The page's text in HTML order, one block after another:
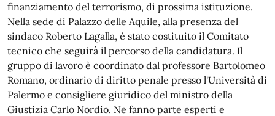
finanziamento del terrorismo, di prossima istituzione.
Nella sede di Palazzo delle Aquile, alla presenza del
sindaco Roberto Lagalla, è stato costituito il Comitato
tecnico che seguirà il percorso della candidatura. Il
gruppo di lavoro è coordinato dal professore Bartolomeo
Romano, ordinario di diritto penale presso l'Università di
Palermo e consigliere giuridico del ministro della
Giustizia Carlo Nordio. Ne fanno parte esperti e